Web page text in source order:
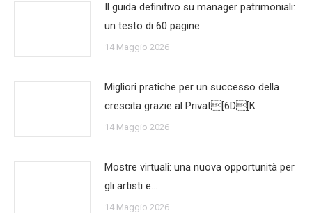
Il guida definitivo su manager patrimoniali:
un testo di 60 pagine
14 Maggio 2026
Migliori pratiche per un successo della
crescita grazie al Privat[6D[K
14 Maggio 2026
Mostre virtuali: una nuova opportunità per
gli artisti e…
14 Maggio 2026